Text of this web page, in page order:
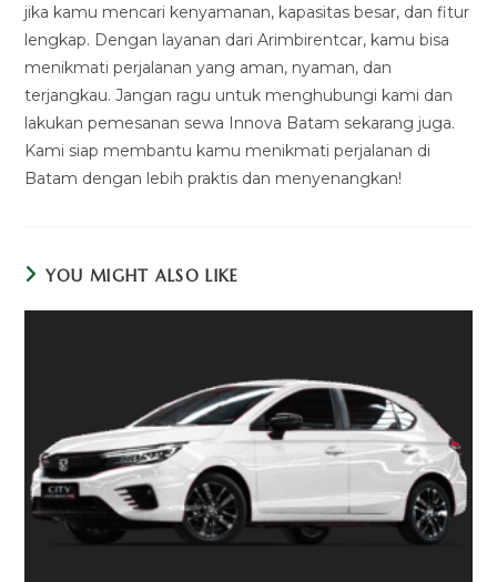
jika kamu mencari kenyamanan, kapasitas besar, dan fitur
lengkap. Dengan layanan dari Arimbirentcar, kamu bisa
menikmati perjalanan yang aman, nyaman, dan
terjangkau. Jangan ragu untuk menghubungi kami dan
lakukan pemesanan sewa Innova Batam sekarang juga.
Kami siap membantu kamu menikmati perjalanan di
Batam dengan lebih praktis dan menyenangkan!
YOU MIGHT ALSO LIKE